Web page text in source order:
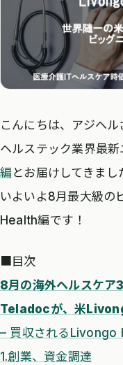
こんにちは、アジヘル
ヘルステック業界最新
編 とお届けしてきまし
いよいよ8月最大級
Health編です！
■目次
8月の海外ヘルスケア
Teladocが、米
– 買収されるLivongo
1.創業、資金調達